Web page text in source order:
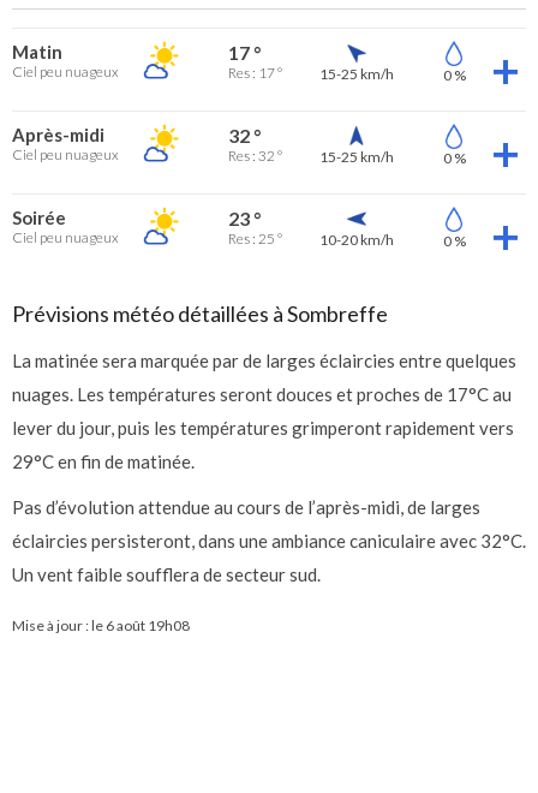
Matin
Ciel peu nuageux
17 °
Res : 17 ° 15-25 km/h 0 %
Après-midi
Ciel peu nuageux
32 °
Res : 32 ° 15-25 km/h 0 %
Soirée
Ciel peu nuageux
23 °
Res : 25 ° 10-20 km/h 0 %
Prévisions météo détaillées à Sombreffe
La matinée sera marquée par de larges éclaircies entre quelques
nuages. Les températures seront douces et proches de 17°C au
lever du jour, puis les températures grimperont rapidement vers
29°C en fin de matinée.
Pas d’évolution attendue au cours de l’après-midi, de larges
éclaircies persisteront, dans une ambiance caniculaire avec 32°C.
Un vent faible soufflera de secteur sud.
Mise à jour : le 6 août 19h08